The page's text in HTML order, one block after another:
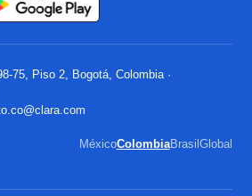
75, Piso 2, Bogotá, Colombia ·
MéxicoColombiaBrasil Global